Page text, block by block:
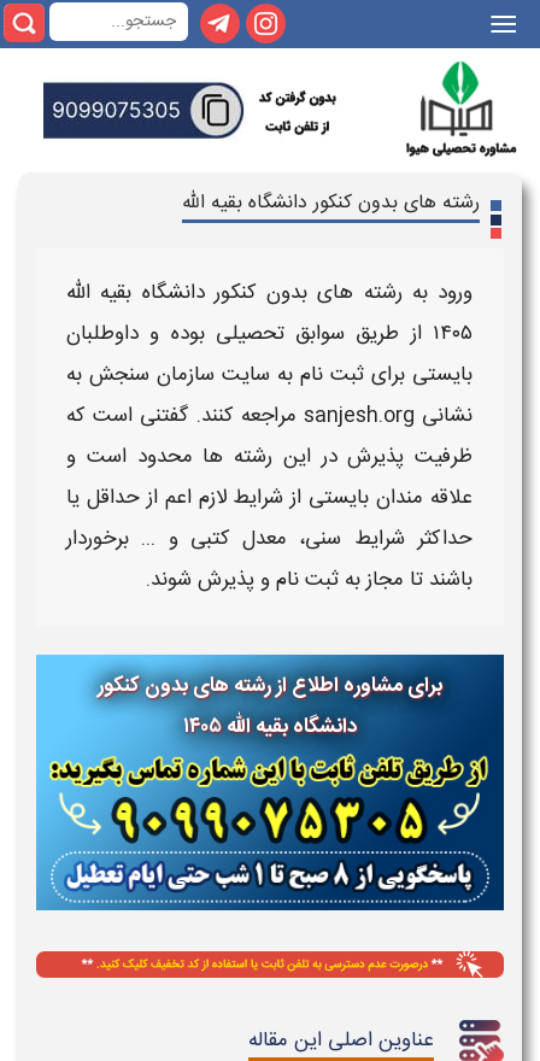
|||
رشته های بدون کنکور دانشگاه بقیه الله
ورود به رشته های بدون کنکور دانشگاه بقیه الله
۱۴۰۵ از طریق سوابق تحصیلی بوده و داوطلبان
بایستی برای ثبت نام به سایت سازمان سنجش به
نشانی sanjesh.org مراجعه کنند. گفتنی است که
ظرفیت پذیرش در این رشته ها محدود است و
علاقه مندان بایستی از شرایط لازم اعم از حداقل یا
حداکثر شرایط سنی، معدل کتبی و ... برخوردار
باشند تا مجاز به ثبت نام و پذیرش شوند.
برای مشاوره اطلاع از رشته های بدون کنکور
دانشگاه بقیه الله ۱۴۰۵
عناوین اصلی این مقاله